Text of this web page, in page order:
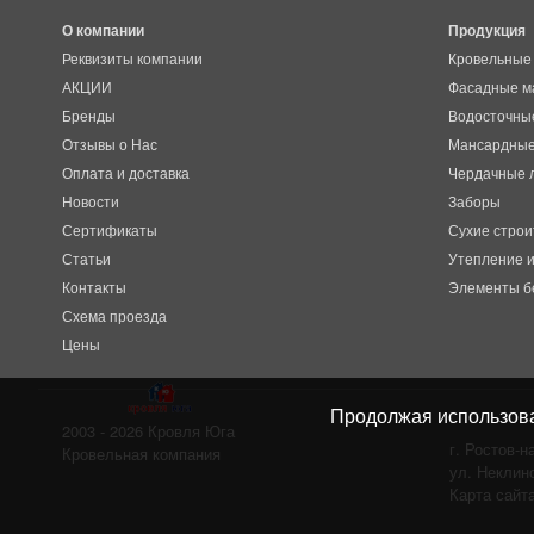
О компании
Реквизиты компании
АКЦИИ
Бренды
Отзывы о Нас
Оплата и доставка
Новости
Сертификаты
Статьи
Контакты
Схема проезда
Цены
Продукция
Фасадные
Чердачные
Заборы
Сухие
Утепление
Элементы
2003 - 2026 Кровля Юга
Кровельная компания
г. Ростов-
ул.
Карта
Продолжая